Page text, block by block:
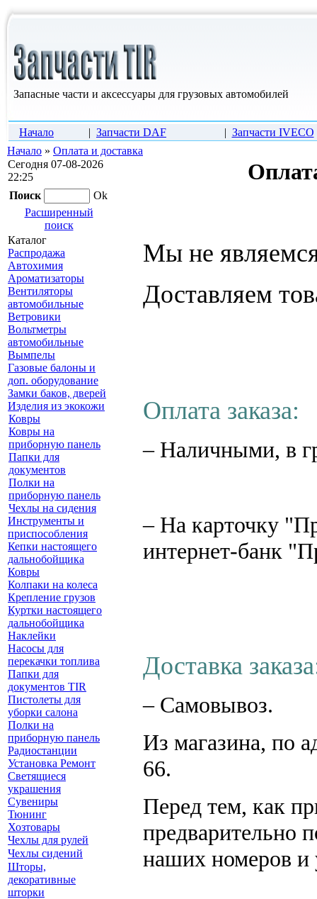
Запасные части и аксессуары для грузовых автомобилей
Начало | Запчасти DAF | Запчасти IVECO
Начало » Оплата и доставка
Сегодня 07-08-2026
22:25
Поиск
Ok
Расширенный
поиск
Каталог
Распродажа
Автохимия
Ароматизаторы
Вентиляторы
автомобильные
Ветровики
Вольтметры
автомобильные
Вымпелы
Газовые балоны и
доп. оборудование
Замки баков, дверей
Изделия из экокожи
Ковры
Ковры на
приборную панель
Папки для
документов
Полки на
приборную панель
Чехлы на сидения
Инструменты и
приспособления
Кепки настоящего
дальнобойщика
Ковры
Колпаки на колеса
Крепление грузов
Куртки настоящего
дальнобойщика
Наклейки
Насосы для
перекачки топлива
Папки для
документов TIR
Пистолеты для
уборки салона
Полки на
приборную панель
Радиостанции
Установка Ремонт
Светящиеся
украшения
Сувениры
Тюнинг
Хозтовары
Чехлы для рулей
Чехлы сидений
Шторы,
декоративные
шторки
Мы не
Доставляем
Оплата заказа:
– Наличными, в
– На карточку
интернет-банк
Доставка
– Самовывоз.
Из магазина, по
66.
Перед тем, как
предварительно
наших номеров и